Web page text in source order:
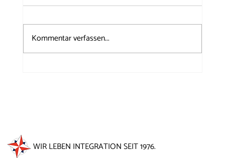
Kommentar verfassen...
WIR LEBEN INTEGRATION SEIT 1976.